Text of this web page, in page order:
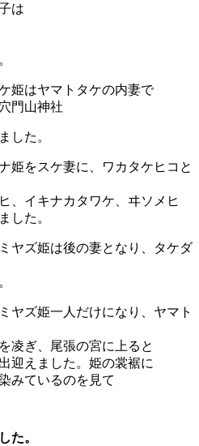
は
姫はヤマトタケの内妻で
門山神社
した。
姫をスケ妻に、ワカタケヒコと
、イキナカタワケ、ヰソメヒ
した。
ヤズ姫は後の妻となり、タケダ
ヤズ姫一人だけになり、ヤマト
凌ぎ、尾張の宮に上ると
迎えました。姫の裳裾に
みているのを見て
た。